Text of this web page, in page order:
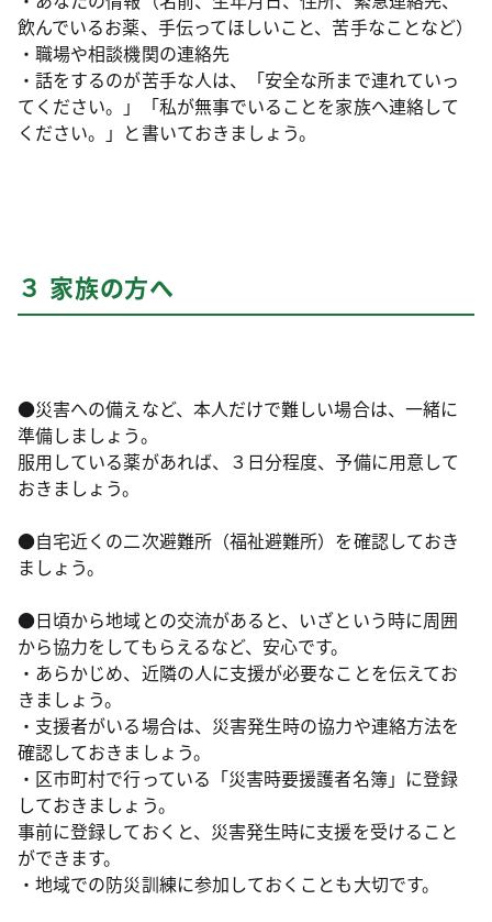
飲んでいるお薬、手伝ってほしいこと、苦手なことなど）
・職場や相談機関の連絡先
・話をするのが苦手な人は、「安全な所まで連れていっ
てください。」「私が無事でいることを家族へ連絡して
ください。」と書いておきましょう。
３ 家族の方へ
●災害への備えなど、本人だけで難しい場合は、一緒に
準備しましょう。
服用している薬があれば、３日分程度、予備に用意して
おきましょう。
●自宅近くの二次避難所（福祉避難所）を確認しておき
ましょう。
●日頃から地域との交流があると、いざという時に周囲
から協力をしてもらえるなど、安心です。
・あらかじめ、近隣の人に支援が必要なことを伝えてお
きましょう。
・支援者がいる場合は、災害発生時の協力や連絡方法を
確認しておきましょう。
・区市町村で行っている「災害時要援護者名簿」に登録
しておきましょう。
事前に登録しておくと、災害発生時に支援を受けること
ができます。
・地域での防災訓練に参加しておくことも大切です。